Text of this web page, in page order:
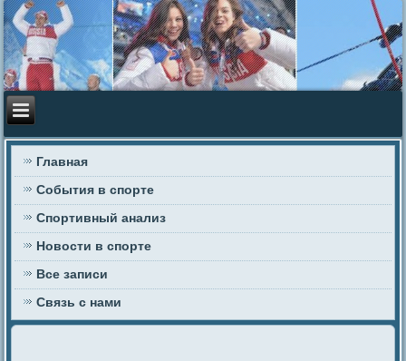
Главная
События в спорте
Спортивный анализ
Новости в спорте
Все записи
Связь с нами